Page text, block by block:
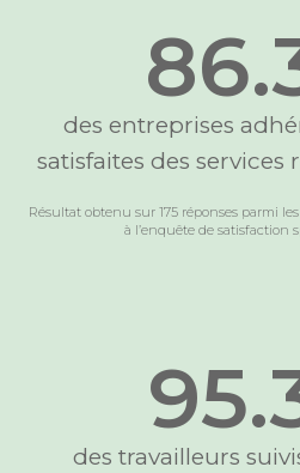
des entreprises
satisfaites des services
Résultat obtenu sur 175 réponses parmi
à l’enquête de satisfaction
des travailleurs